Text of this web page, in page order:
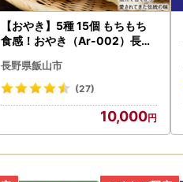
【おやき】5種 15個 もちもち
食感！おやき（Ar-002）長野
長野県飯山市
(27)
10,000